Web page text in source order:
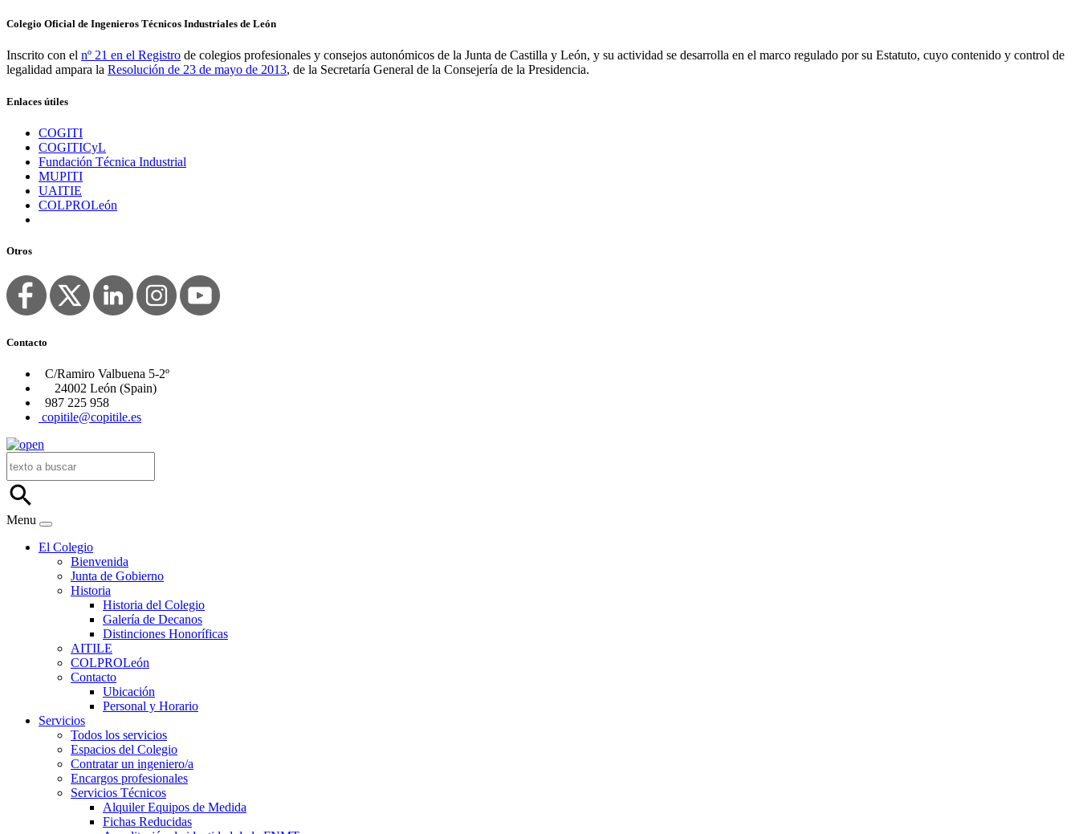
Colegio Oficial de Ingenieros Técnicos Industriales de León
Inscrito con el nº 21 en el Registro de colegios profesionales y consejos autonómicos de la Junta de Castilla y León, y su actividad se desarrolla en el marco regulado por su Estatuto, cuyo contenido y control de
legalidad ampara la Resolución de 23 de mayo de 2013, de la Secretaría General de la Consejería de la Presidencia.
Enlaces útiles
COGITI
COGITICyL
Fundación Técnica Industrial
MUPITI
UAITIE
COLPROLeón
Otros
Contacto
C/Ramiro Valbuena 5-2º
24002 León (Spain)
987 225 958
copitile@copitile.es
Menu
El Colegio
Bienvenida
Junta de Gobierno
Historia
Historia del Colegio
Galería de Decanos
Distinciones Honoríficas
AITILE
COLPROLeón
Contacto
Ubicación
Personal y Horario
Servicios
Todos los servicios
Espacios del Colegio
Contratar un ingeniero/a
Encargos profesionales
Servicios Técnicos
Alquiler Equipos de Medida
Fichas Reducidas